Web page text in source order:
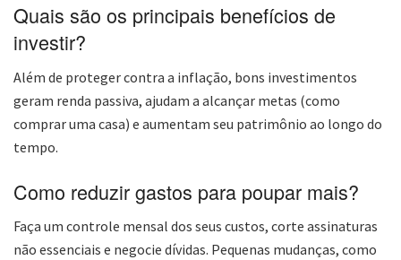
Quais são os principais benefícios de
investir?
Além de proteger contra a inflação, bons investimentos
geram renda passiva, ajudam a alcançar metas (como
comprar uma casa) e aumentam seu patrimônio ao longo do
tempo.
Como reduzir gastos para poupar mais?
Faça um controle mensal dos seus custos, corte assinaturas
não essenciais e negocie dívidas. Pequenas mudanças, como